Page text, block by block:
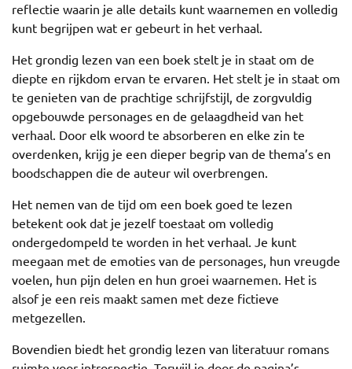
reflectie waarin je alle details kunt waarnemen en volledig
kunt begrijpen wat er gebeurt in het verhaal.
Het grondig lezen van een boek stelt je in staat om de
diepte en rijkdom ervan te ervaren. Het stelt je in staat om
te genieten van de prachtige schrijfstijl, de zorgvuldig
opgebouwde personages en de gelaagdheid van het
verhaal. Door elk woord te absorberen en elke zin te
overdenken, krijg je een dieper begrip van de thema’s en
boodschappen die de auteur wil overbrengen.
Het nemen van de tijd om een boek goed te lezen
betekent ook dat je jezelf toestaat om volledig
ondergedompeld te worden in het verhaal. Je kunt
meegaan met de emoties van de personages, hun vreugde
voelen, hun pijn delen en hun groei waarnemen. Het is
alsof je een reis maakt samen met deze fictieve
metgezellen.
Bovendien biedt het grondig lezen van literatuur romans